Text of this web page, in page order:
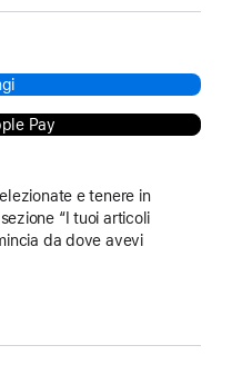
Pay
e tenere in
“I tuoi articoli
da dove avevi